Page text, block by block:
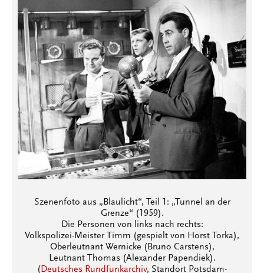
Szenenfoto aus „Blaulicht“, Teil 1: „Tunnel an der
Grenze“ (1959).
Die Personen von links nach rechts:
Volkspolizei-Meister Timm (gespielt von Horst Torka),
Oberleutnant Wernicke (Bruno Carstens),
Leutnant Thomas (Alexander Papendiek).
( Deutsches Rundfunkarchiv, Standort Potsdam-